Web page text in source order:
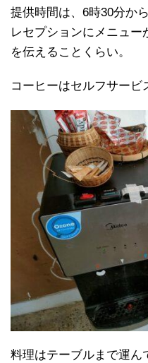
提供時間は、6時30分から
レセプションにメニュ
を伝えることくらい。
コーヒーはセルフサービ
料理はテーブルまで運ん